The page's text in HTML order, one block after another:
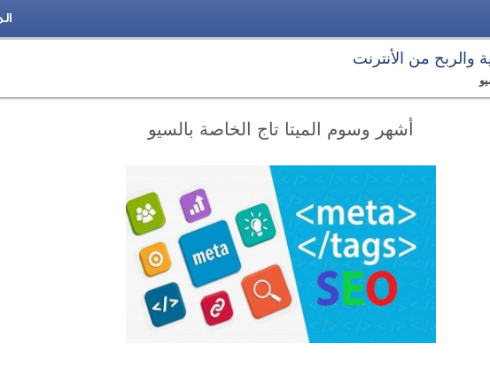
والربح من الأنترنت
أشهر وسوم الميتا تاج الخاصة بالسيو